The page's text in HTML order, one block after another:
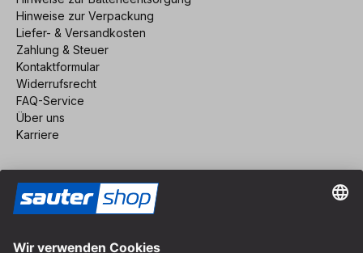
Hinweise zur Verpackung
Liefer- & Versandkosten
Zahlung & Steuer
Kontaktformular
Widerrufsrecht
FAQ-Service
Über uns
Karriere